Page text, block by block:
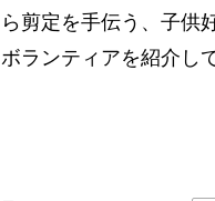
ら剪定を手伝う、子供
ボランティアを紹介し